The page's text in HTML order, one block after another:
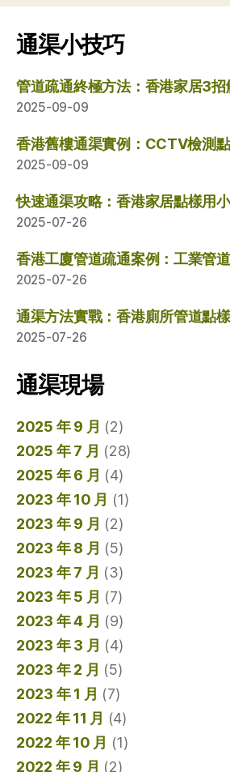
通渠小技巧
管道疏通終極方法：香港家居3
2025-09-09
香港舊樓通渠實例：CCTV檢測
2025-09-09
快速通渠攻略：香港家居點樣用
2025-07-26
香港工廈管道疏通案例：工業管
2025-07-26
通渠方法實戰：香港廁所管道點
2025-07-26
通渠現場
2025 年 9 月 (2)
2025 年 7 月 (28)
2025 年 6 月 (4)
2023 年 10 月 (1)
2023 年 9 月 (2)
2023 年 8 月 (5)
2023 年 7 月 (3)
2023 年 5 月 (7)
2023 年 4 月 (9)
2023 年 3 月 (4)
2023 年 2 月 (5)
2023 年 1 月 (7)
2022 年 11 月 (4)
2022 年 10 月 (1)
2022 年 9 月 (2)